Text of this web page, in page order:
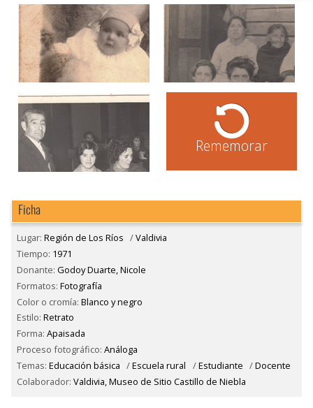
Rememorar
Ficha
Lugar: Región de Los Ríos /Valdivia
Tiempo: 1971
Donante: Godoy Duarte, Nicole
Formatos: Fotografía
Color o cromía: Blanco y negro
Estilo: Retrato
Forma: Apaisada
Proceso fotográfico: Análoga
Temas: Educación básica /Escuela rural /Estudiante /Docente
Colaborador: Valdivia, Museo de Sitio Castillo de Niebla